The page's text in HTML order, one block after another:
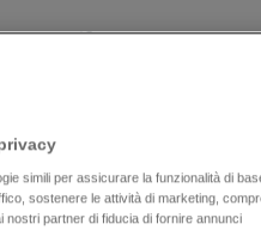
specifico
punti verticali a destra
controllare.
simili per assicurare la funzionalità di
sostenere le attività di marketing,
partner di fiducia di fornire annunci